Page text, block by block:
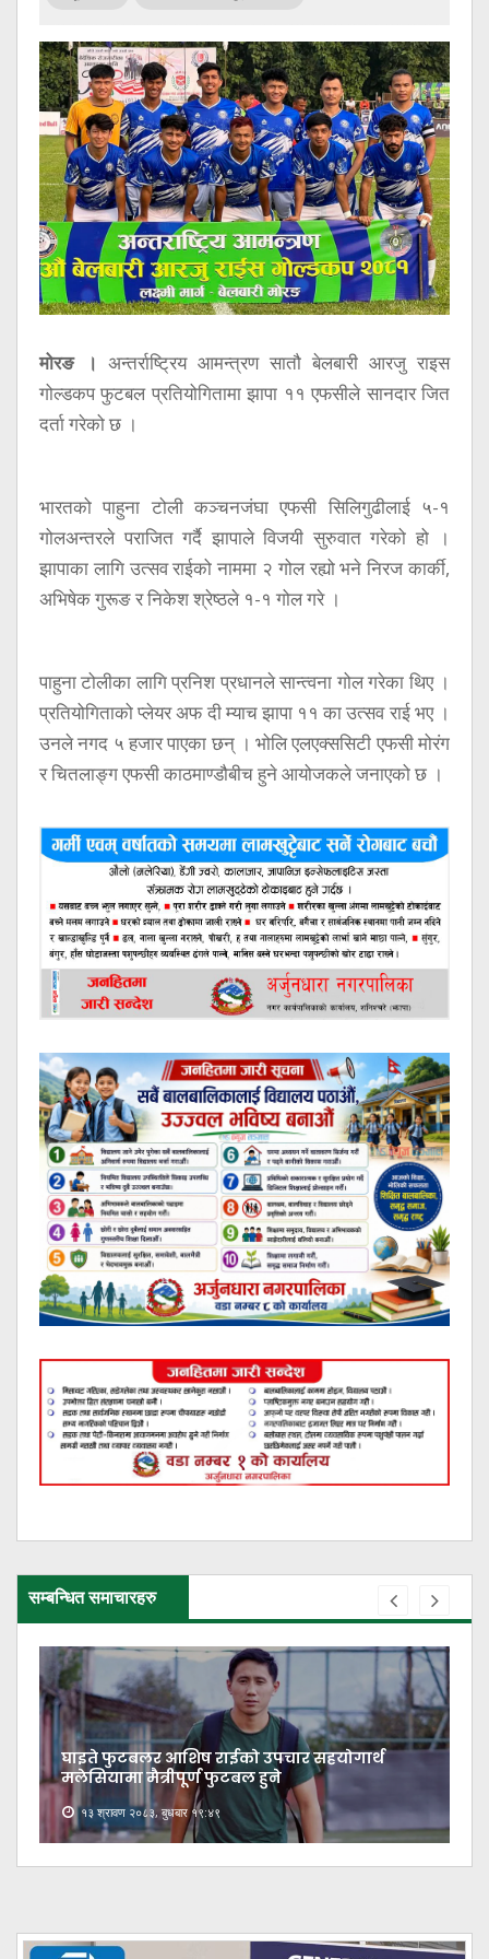
मोरङ । अन्तर्राष्ट्रिय आमन्त्रण सातौ बेलबारी आरजु राइस
गोल्डकप फुटबल प्रतियोगितामा झापा ११ एफसीले सानदार जित
दर्ता गरेको छ ।
भारतको पाहुना टोली कञ्चनजंघा एफसी सिलिगुढीलाई ५-१
गोलअन्तरले पराजित गर्दै झापाले विजयी सुरुवात गरेको हो ।
झापाका लागि उत्सव राईको नाममा २ गोल रह्यो भने निरज कार्की,
अभिषेक गुरूङ र निकेश श्रेष्ठले १-१ गोल गरे ।
पाहुना टोलीका लागि प्रनिश प्रधानले सान्त्वना गोल गरेका थिए ।
प्रतियोगिताको प्लेयर अफ दी म्याच झापा ११ का उत्सव राई भए ।
उनले नगद ५ हजार पाएका छन् । भोलि एलएक्ससिटी एफसी मोरंग
र चितलाङ्ग एफसी काठमाण्डौबीच हुने आयोजकले जनाएको छ ।
सम्बन्धित समाचारहरु
घाइते फुटबलर आशिष राईको उपचार सहयोगार्थ
मलेसियामा मैत्रीपूर्ण फुटबल हुने
१३ श्रावण २०८३, बुधबार १९:४९
सूचना
प्रविधि
अन्तर्वार्ता
अन्तर्राष्ट्रिय
स्वास्थ्य
विज्ञापन
Tech